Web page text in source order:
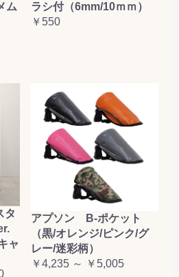
ム
ラシ付（6mm/10ｍｍ）
￥550
タ
ャ
アプソン B-ポケット
（黒/オレンジ/ピンク/グ
レー/迷彩柄）
￥4,235 ～ ￥5,005